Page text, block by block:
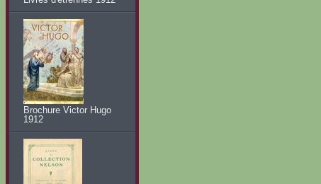
Brochure Victor Hugo
1912